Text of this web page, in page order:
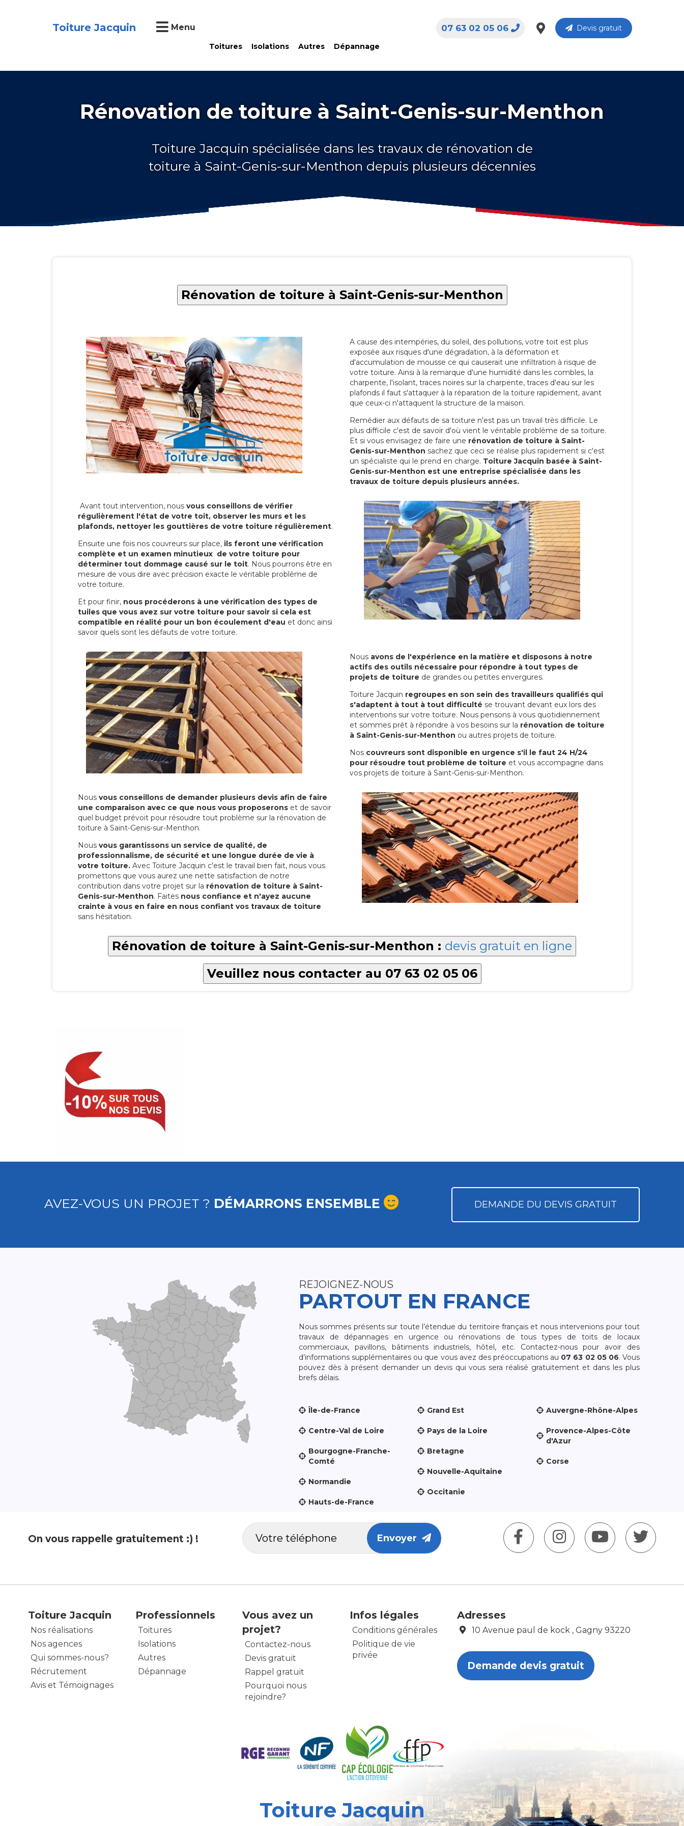
Toiture Jacquin Menu
Toitures Isolations Autres Dépannage
Devis gratuit
07 63 02 05 06
Rénovation de toiture à Saint-Genis-sur-Menthon
Toiture Jacquin spécialisée dans les travaux de rénovation de
toiture à Saint-Genis-sur-Menthon depuis plusieurs décennies
Rénovation de toiture à Saint-Genis-sur-Menthon
A cause des intempéries, du soleil, des pollutions, votre toit est plus
exposée aux risques d'une dégradation, à la déformation et
d'accumulation de mousse ce qui causerait une infiltration à risque de
votre toiture. Ainsi à la remarque d'une humidité dans les combles, la
charpente, l'isolant, traces noires sur la charpente, traces d'eau sur les
plafonds il faut s'attaquer à la réparation de la toiture rapidement, avant
que ceux-ci n'attaquent la structure de la maison.
Remédier aux défauts de sa toiture n'est pas un travail très difficile. Le
plus difficile c'est de savoir d'où vient le véritable problème de sa toiture.
Et si vous envisagez de faire une rénovation de toiture à Saint-
Genis-sur-Menthon sachez que ceci se réalise plus rapidement si c'est
un spécialiste qui le prend en charge. Toiture Jacquin basée à Saint-
Genis-sur-Menthon est une entreprise spécialisée dans les
travaux de toiture depuis plusieurs années.
Avant tout intervention, nous vous conseillons de vérifier
régulièrement l'état de votre toit, observer les murs et les
plafonds, nettoyer les gouttières de votre toiture régulièrement.
Ensuite une fois nos couvreurs sur place, ils feront une vérification
complète et un examen minutieux de votre toiture pour
déterminer tout dommage causé sur le toit. Nous pourrons être en
mesure de vous dire avec précision exacte le véritable problème de
votre toiture.
Et pour finir, nous procéderons à une vérification des types de
tuiles que vous avez sur votre toiture pour savoir si cela est
compatible en réalité pour un bon écoulement d'eau et donc ainsi
savoir quels sont les défauts de votre toiture.
Nous avons de l'expérience en la matière et disposons à notre
actifs des outils nécessaire pour répondre à tout types de
projets de toiture de grandes ou petites envergures.
Toiture Jacquin regroupes en son sein des travailleurs qualifiés qui
s'adaptent à tout à tout difficulté se trouvant devant eux lors des
interventions sur votre toiture. Nous pensons à vous quotidiennement
et sommes prêt à répondre à vos besoins sur la rénovation de toiture
à Saint-Genis-sur-Menthon ou autres projets de toiture.
Nos couvreurs sont disponible en urgence s'il le faut 24 H/24
pour résoudre tout problème de toiture et vous accompagne dans
vos projets de toiture à Saint-Genis-sur-Menthon.
Nous vous conseillons de demander plusieurs devis afin de faire
une comparaison avec ce que nous vous proposerons et de savoir
quel budget prévoit pour résoudre tout problème sur la rénovation de
toiture à Saint-Genis-sur-Menthon.
Nous vous garantissons un service de qualité, de
professionnalisme, de sécurité et une longue durée de vie à
votre toiture. Avec Toiture Jacquin c'est le travail bien fait, nous vous
promettons que vous aurez une nette satisfaction de notre
contribution dans votre projet sur la rénovation de toiture à Saint-
Genis-sur-Menthon. Faites nous confiance et n'ayez aucune
crainte à vous en faire en nous confiant vos travaux de toiture
sans hésitation.
Rénovation de toiture à Saint-Genis-sur-Menthon : devis gratuit en ligne
Veuillez nous contacter au 07 63 02 05 06
AVEZ-VOUS UN PROJET ? DÉMARRONS ENSEMBLE DEMANDE DU DEVIS GRATUIT
REJOIGNEZ-NOUS
PARTOUT EN FRANCE
Nous sommes présents sur toute l’étendue du territoire français et nous intervenions pour tout
travaux de dépannages en urgence ou rénovations de tous types de toits de locaux
commerciaux, pavillons, bâtiments industriels, hôtel, etc. Contactez-nous pour avoir des
d’informations supplémentaires ou que vous avez des préoccupations au 07 63 02 05 06. Vous
pouvez dès à présent demander un devis qui vous sera réalisé gratuitement et dans les plus
brefs délais.
Île-de-France
Centre-Val de Loire
Bourgogne-Franche-
Comté
Normandie
Hauts-de-France
Grand Est
Pays de la Loire
Bretagne
Nouvelle-Aquitaine
Occitanie
Auvergne-Rhône-Alpes
Provence-Alpes-Côte
d'Azur
Corse
On vous rappelle gratuitement :) ! Envoyer
Toiture Jacquin
Nos réalisations
Nos agences
Qui sommes-nous?
Récrutement
Avis et Témoignages
Professionnels
Toitures
Isolations
Autres
Dépannage
Vous avez un
projet?
Contactez-nous
Devis gratuit
Rappel gratuit
Pourquoi nous
rejoindre?
Infos légales
Conditions générales
Politique de vie
privée
Adresses
10 Avenue paul de kock , Gagny 93220
Demande devis gratuit
Toiture Jacquin